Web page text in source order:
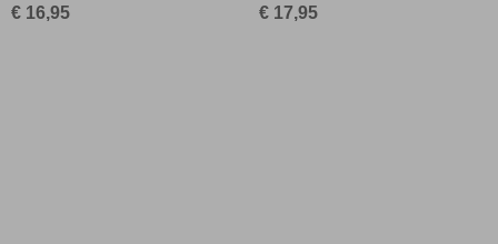
€ 16,95 € 17,95